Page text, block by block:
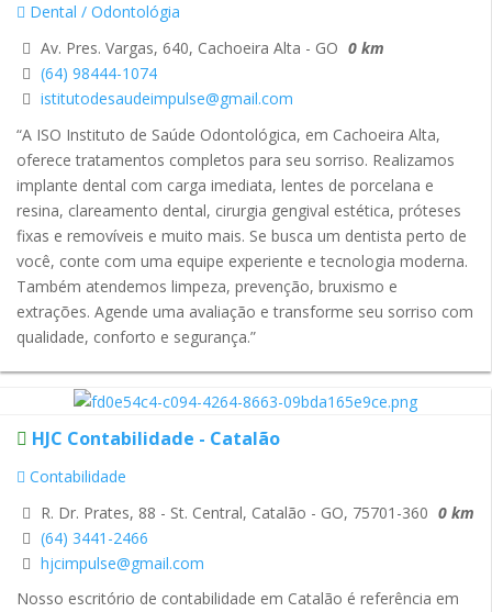
Dental / Odontológia
Av. Pres. Vargas, 640, Cachoeira Alta - GO 0 km
(64) 98444-1074
istitutodesaudeimpulse@gmail.com
“A ISO Instituto de Saúde Odontológica, em Cachoeira Alta,
oferece tratamentos completos para seu sorriso. Realizamos
implante dental com carga imediata, lentes de porcelana e
resina, clareamento dental, cirurgia gengival estética, próteses
fixas e removíveis e muito mais. Se busca um dentista perto de
você, conte com uma equipe experiente e tecnologia moderna.
Também atendemos limpeza, prevenção, bruxismo e
extrações. Agende uma avaliação e transforme seu sorriso com
qualidade, conforto e segurança.”
HJC Contabilidade - Catalão
Contabilidade
R. Dr. Prates, 88 - St. Central, Catalão - GO, 75701-360 0 km
(64) 3441-2466
hjcimpulse@gmail.com
Nosso escritório de contabilidade em Catalão é referência em